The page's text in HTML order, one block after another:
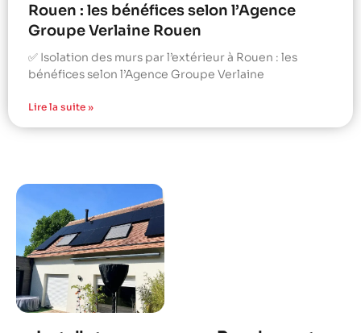
Rouen : les bénéfices selon l’Agence
Groupe Verlaine Rouen
✅ Isolation des murs par l’extérieur à Rouen : les
bénéfices selon l’Agence Groupe Verlaine
Lire la suite »